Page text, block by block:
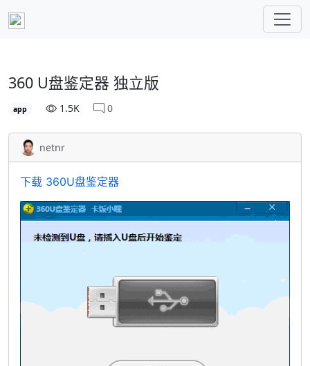
360 U盘鉴定器 独立版
app 1.5K 0
netnr
下载 360U盘鉴定器